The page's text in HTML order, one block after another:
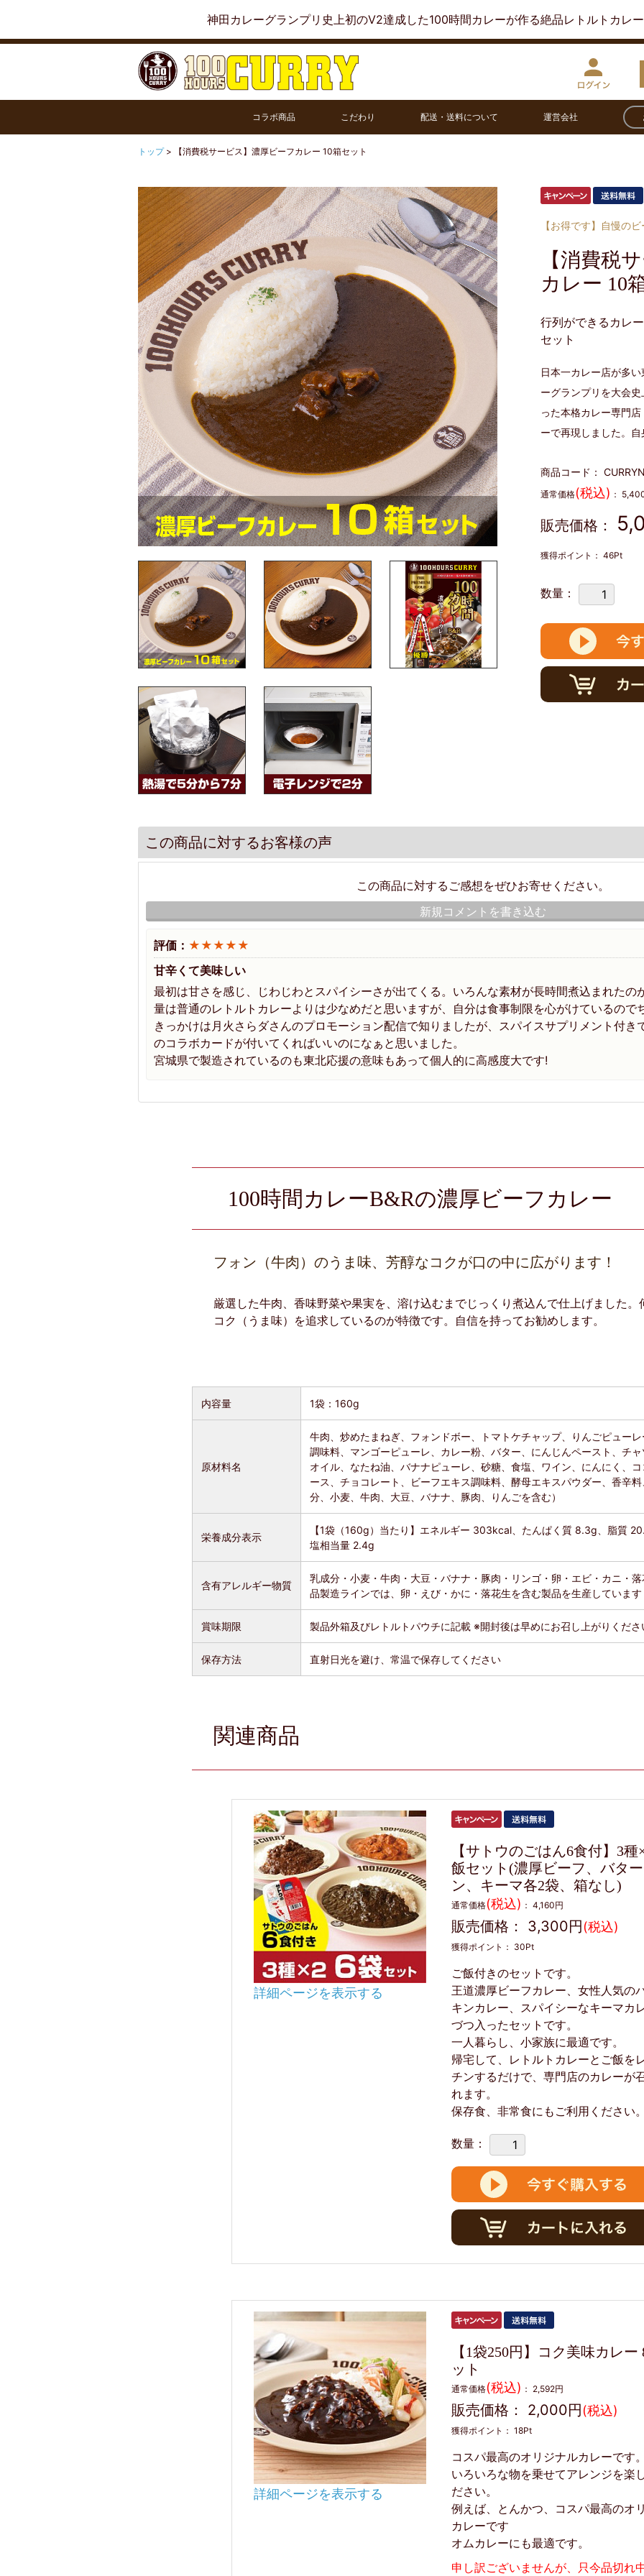
神田カレーグランプリ史上初のV2達成した100時間カレーが作る絶品レトルトカレ
コラボ商品 こだわり 配送・送料について 運営会社
トップ > 【消費税サービス】濃厚ビーフカレー 10箱セット
【お得です】自慢の
【消費税
カレー 10
行列ができるカレ
セット
日本一カレー店が多
ーグランプリを大会
った本格カレー専門
ーで再現しました。自
商品コード：
通常価格(税込) ：
販売価格：
獲得ポイント： 46Pt
数量：
この商品に対するお客様の声
この商品に対するご感想をぜひお寄せください。
新規コメントを書き込む
評価： ★★★★★
甘辛くて美味しい
最初は甘さを感じ、じわじわとスパイシーさが出てくる。いろんな素材が長時間煮込まれたの
量は普通のレトルトカレーよりは少なめだと思いますが、自分は食事制限を心がけているので
きっかけは月火さらダさんのプロモーション配信で知りましたが、スパイスサプリメント付き
のコラボカードが付いてくればいいのになぁと思いました。
宮城県で製造されているのも東北応援の意味もあって個人的に高感度大です!
100時間カレーB&Rの濃厚ビーフカレー
フォン（牛肉）のうま味、芳醇なコクが口の中に広がります！
厳選した牛肉、香味野菜や果実を、溶け込むまでじっくり煮込んで仕上げました。
コク（うま味）を追求しているのが特徴です。自信を持ってお勧めします。
内容量 1袋：160g
原材料名
牛肉、炒めたまねぎ、フォンドボー、トマトケチャップ、りんごピュー
調味料、マンゴーピューレ、カレー粉、バター、にんじんペースト、チ
オイル、なたね油、バナナピューレ、砂糖、食塩、ワイン、にんにく、
ース、チョコレート、ビーフエキス調味料、酵母エキスパウダー、香辛
分、小麦、牛肉、大豆、バナナ、豚肉、りんごを含む）
栄養成分表示
【1袋（160g）当たり】エネルギー 303kcal、たんぱく質 8.3g、脂質
塩相当量 2.4g
含有アレルギー物質
乳成分・小麦・牛肉・大豆・バナナ・豚肉・リンゴ・卵・エビ・カニ・
品製造ラインでは、卵・えび・かに・落花生を含む製品を生産しています
賞味期限 製品外箱及びレトルトパウチに記載 ※開封後は早めにお召し上がりくださ
保存方法 直射日光を避け、常温で保存してください
関連商品
詳細ページを表示する
【サトウのごはん6食付】3
飯セット(濃厚ビーフ、バタ
ン、キーマ各2袋、箱なし)
通常価格(税込) ： 4,160円
販売価格： 3,300円(税込)
獲得ポイント： 30Pt
ご飯付きのセットです。
王道濃厚ビーフカレー、女性人気の
キンカレー、スパイシーなキーマカ
づつ入ったセットです。
一人暮らし、小家族に最適です。
帰宅して、レトルトカレーとご飯を
チンするだけで、専門店のカレーが
れます。
保存食、非常食にもご利用ください。
数量：
詳細ページを表示する
【1袋250円】コク美味カレー
ット
通常価格(税込) ： 2,592円
販売価格： 2,000円(税込)
獲得ポイント： 18Pt
コスパ最高のオリジナルカレーです。
いろいろな物を乗せてアレンジを楽
ださい。
例えば、とんかつ、コスパ最高のオ
カレーです
オムカレーにも最適です。
申し訳ございませんが、只今品切れ中